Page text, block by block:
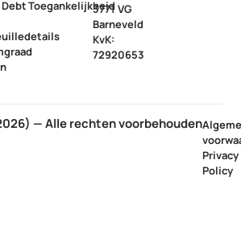
Toegankelijkheid
3771 VG
Barneveld
KvK:
72920653
— Alle rechten voorbehouden
Privacy
Policy